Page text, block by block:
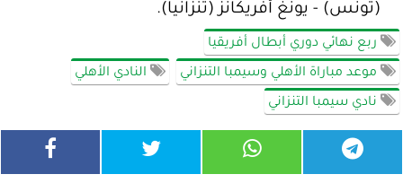
(تونس) - يونغ أفريكانز (تنزانيا).
ربع نهائي دوري أبطال أفريقيا
موعد مباراة الأهلي وسيمبا التنزاني النادي الأهلي
نادي سيمبا التنزاني